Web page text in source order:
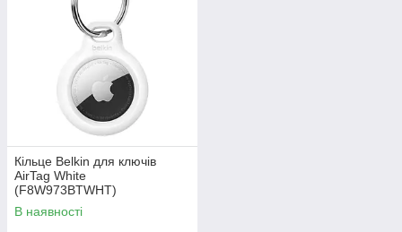
Кільце Belkin для ключів
AirTag White
(F8W973BTWHT)
В наявності